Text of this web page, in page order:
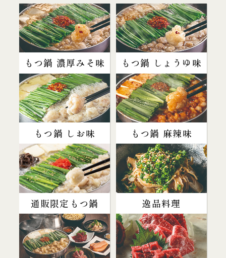
もつ鍋 濃厚みそ味 もつ鍋 しょうゆ味
もつ鍋 しお味 もつ鍋 麻辣味
通販限定もつ鍋 逸品料理